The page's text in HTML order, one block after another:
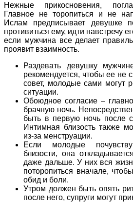
Нежные прикосновения,
Главное не торопиться и не
Ислам предписывает девушке
противиться ему, идти навстречу
если мужчина все делает
проявит взаимность.
Раздевать девушку
рекомендуется, чтобы ее не
совет, молодые сами могут
ситуации.
Обоюдное согласие –
брачную ночь.
быть в первую ночь после
Интимная близость также
из-за менструации.
Если молодые
близости, она
даже дальше. У них вся
поторопиться вначале,
обид и боли.
Утром должен быть опять
после него, супруги могут